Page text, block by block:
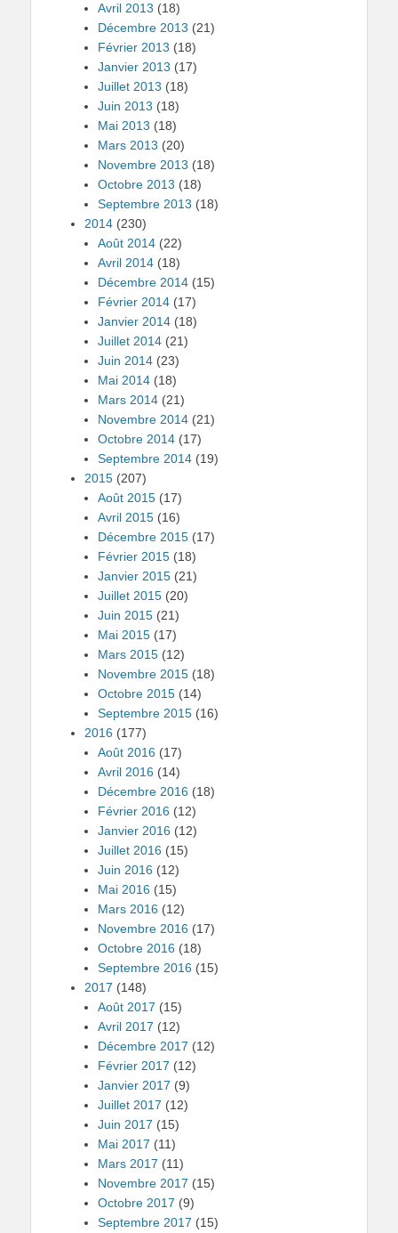
Avril 2013 (18)
Décembre 2013 (21)
Février 2013 (18)
Janvier 2013 (17)
Juillet 2013 (18)
Juin 2013 (18)
Mai 2013 (18)
Mars 2013 (20)
Novembre 2013 (18)
Octobre 2013 (18)
Septembre 2013 (18)
2014 (230)
Août 2014 (22)
Avril 2014 (18)
Décembre 2014 (15)
Février 2014 (17)
Janvier 2014 (18)
Juillet 2014 (21)
Juin 2014 (23)
Mai 2014 (18)
Mars 2014 (21)
Novembre 2014 (21)
Octobre 2014 (17)
Septembre 2014 (19)
2015 (207)
Août 2015 (17)
Avril 2015 (16)
Décembre 2015 (17)
Février 2015 (18)
Janvier 2015 (21)
Juillet 2015 (20)
Juin 2015 (21)
Mai 2015 (17)
Mars 2015 (12)
Novembre 2015 (18)
Octobre 2015 (14)
Septembre 2015 (16)
2016 (177)
Août 2016 (17)
Avril 2016 (14)
Décembre 2016 (18)
Février 2016 (12)
Janvier 2016 (12)
Juillet 2016 (15)
Juin 2016 (12)
Mai 2016 (15)
Mars 2016 (12)
Novembre 2016 (17)
Octobre 2016 (18)
Septembre 2016 (15)
2017 (148)
Août 2017 (15)
Avril 2017 (12)
Décembre 2017 (12)
Février 2017 (12)
Janvier 2017 (9)
Juillet 2017 (12)
Juin 2017 (15)
Mai 2017 (11)
Mars 2017 (11)
Novembre 2017 (15)
Octobre 2017 (9)
Septembre 2017 (15)